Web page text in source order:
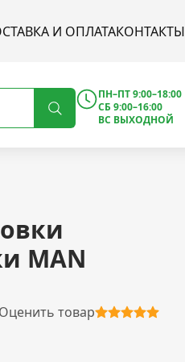
И ОПЛАТАКОНТАКТЫ
ПН–ПТ 9:00–18:00
СБ 9:00–16:00
ВС ВЫХОДНОЙ
MAN
Оценить товар